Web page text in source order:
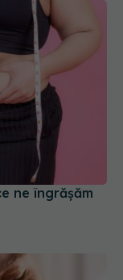
ne îngrășăm